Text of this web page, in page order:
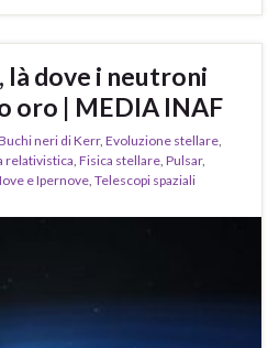
là dove i neutroni
oro | MEDIA INAF
neri di Kerr, Evoluzione stellare,
relativistica, Fisica stellare, Pulsar,
e Ipernove, Telescopi spaziali